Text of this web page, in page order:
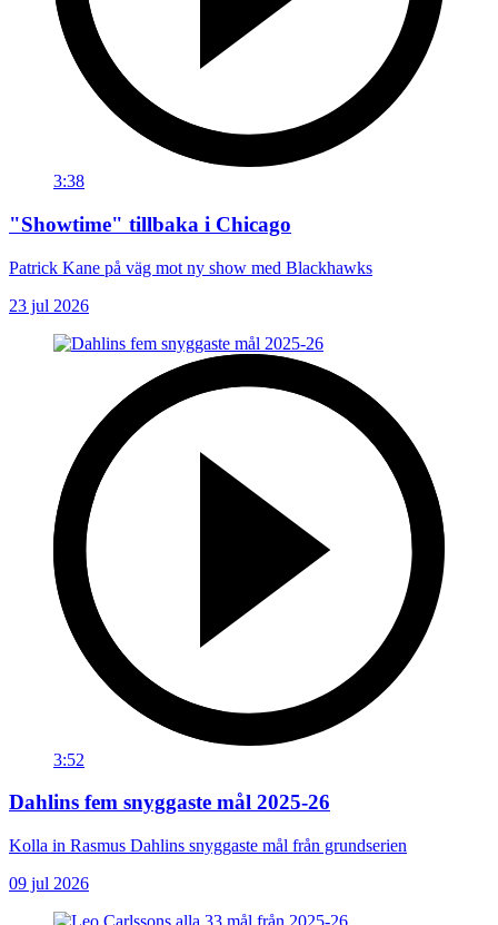
3:38
"Showtime" tillbaka i Chicago
Patrick Kane på väg mot ny show med Blackhawks
23 jul 2026
3:52
Dahlins fem snyggaste mål 2025-26
Kolla in Rasmus Dahlins snyggaste mål från grundserien
09 jul 2026